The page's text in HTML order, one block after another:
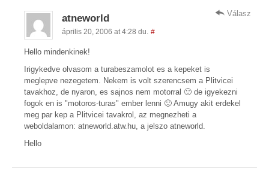
atneworld
április 20, 2006 at 4:28 du. #
Hello mindenkinek!
Irigykedve olvasom a turabeszamolot es a kepeket is
meglepve nezegetem. Nekem is volt szerencsem a Plitvicei
tavakhoz, de nyaron, es sajnos nem motorral 🙂 de igyekezni
fogok en is "motoros-turas" ember lenni 🙂 Amugy akit erdekel
meg par kep a Plitvicei tavakrol, az megnezheti a
weboldalamon: atneworld.atw.hu, a jelszo atneworld.
Hello
Válasz